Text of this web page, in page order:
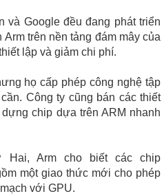
và Google đều đang phát triển
trên nền tảng đám mây của
lập và giảm chi phí.
họ cấp phép công nghệ tập
Công ty cũng bán các thiết
chip dựa trên ARM nhanh
Hai, Arm cho biết các chip
một giao thức mới cho phép
với GPU.